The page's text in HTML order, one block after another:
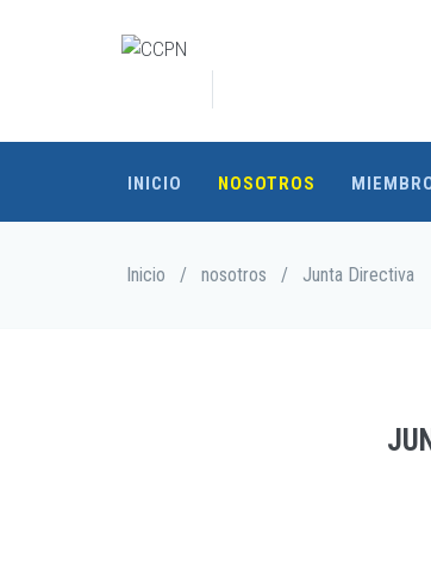
INICIO NOSOTROS
Sobrescribir
Inicio / nosotros / Junta Directiva